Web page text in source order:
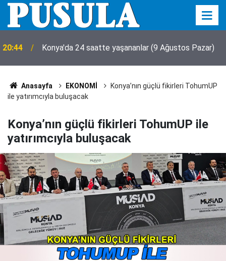
20:44 Konya'da 24 saatte yaşananlar (9 Ağustos Pazar)
Anasayfa EKONOMİ
Konya’nın güçlü fikirleri TohumUP
ile yatırımcıyla buluşacak
Konya’nın güçlü fikirleri TohumUP ile
yatırımcıyla buluşacak